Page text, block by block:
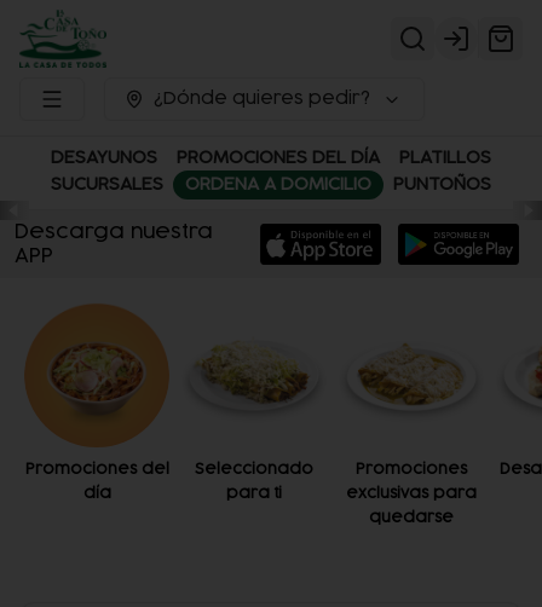
Login
¿Dónde quieres pedir?
DESAYUNOS PROMOCIONES DEL DÍA
PLATILLOS
SUCURSALES
ORDENA A DOMICILIO PUNTOÑOS
Descarga nuestra
APP
Promociones del
día
Seleccionado
para ti
Promociones
exclusivas para
quedarse